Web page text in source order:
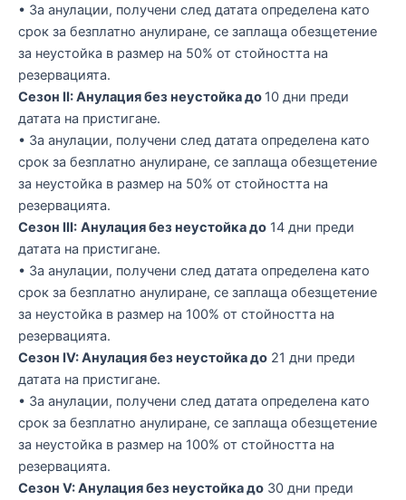
• За анулации, получени след датата определена като
срок за безплатно анулиране, се заплаща обезщетение
за неустойка в размер на 50% от стойността на
резервацията.
Сезон II: Анулация без неустойка до 10 дни преди
датата на пристигане.
• За анулации, получени след датата определена като
срок за безплатно анулиране, се заплаща обезщетение
за неустойка в размер на 50% от стойността на
резервацията.
Сезон III: Анулация без неустойка до 14 дни преди
датата на пристигане.
• За анулации, получени след датата определена като
срок за безплатно анулиране, се заплаща обезщетение
за неустойка в размер на 100% от стойността на
резервацията.
Сезон IV: Анулация без неустойка до 21 дни преди
датата на пристигане.
• За анулации, получени след датата определена като
срок за безплатно анулиране, се заплаща обезщетение
за неустойка в размер на 100% от стойността на
резервацията.
Сезон V: Анулация без неустойка до 30 дни преди